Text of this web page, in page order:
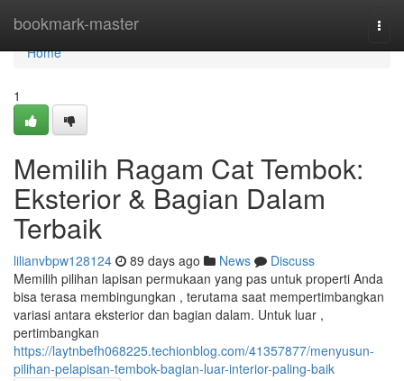
bookmark-master
Home
Home
1
Memilih Ragam Cat Tembok:
Eksterior & Bagian Dalam
Terbaik
lilianvbpw128124 89 days ago News
Discuss
Memilih pilihan lapisan permukaan yang pas untuk properti Anda
bisa terasa membingungkan , terutama saat mempertimbangkan
variasi antara eksterior dan bagian dalam. Untuk luar ,
pertimbangkan
https://laytnbefh068225.techionblog.com/41357877/menyusun-
pilihan-pelapisan-tembok-bagian-luar-interior-paling-baik